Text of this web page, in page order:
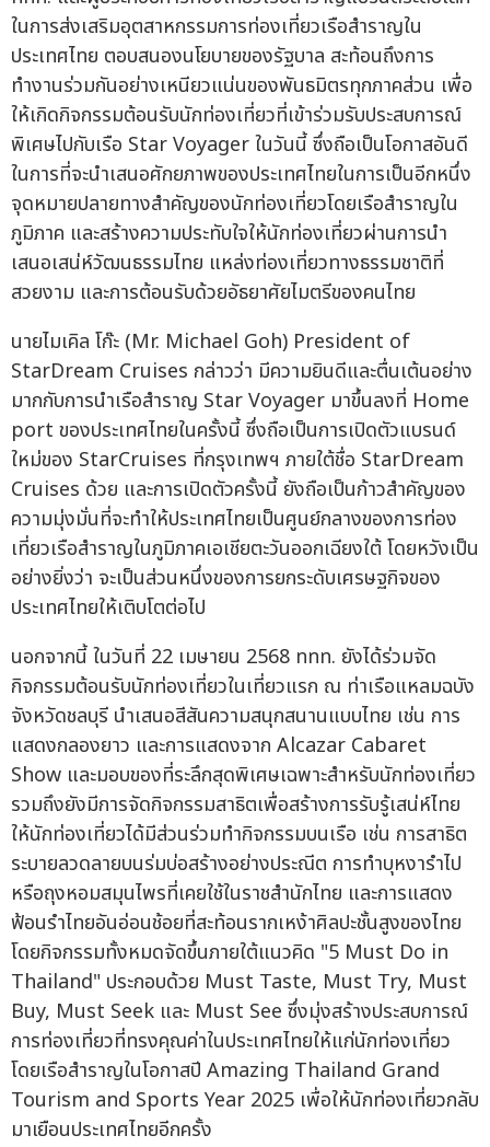
ในการส่งเสริมอุตสาหกรรมการท่องเที่ยวเรือสำราญใน
ประเทศไทย ตอบสนองนโยบายของรัฐบาล สะท้อนถึงการ
ทำงานร่วมกันอย่างเหนียวแน่นของพันธมิตรทุกภาคส่วน เพื่อ
ให้เกิดกิจกรรมต้อนรับนักท่องเที่ยวที่เข้าร่วมรับประสบการณ์
พิเศษไปกับเรือ Star Voyager ในวันนี้ ซึ่งถือเป็นโอกาสอันดี
ในการที่จะนำเสนอศักยภาพของประเทศไทยในการเป็นอีกหนึ่ง
จุดหมายปลายทางสำคัญของนักท่องเที่ยวโดยเรือสำราญใน
ภูมิภาค และสร้างความประทับใจให้นักท่องเที่ยวผ่านการนำ
เสนอเสน่ห์วัฒนธรรมไทย แหล่งท่องเที่ยวทางธรรมชาติที่
สวยงาม และการต้อนรับด้วยอัธยาศัยไมตรีของคนไทย
นายไมเคิล โก๊ะ (Mr. Michael Goh) President of
StarDream Cruises กล่าวว่า มีความยินดีและตื่นเต้นอย่าง
มากกับการนำเรือสำราญ Star Voyager มาขึ้นลงที่ Home
port ของประเทศไทยในครั้งนี้ ซึ่งถือเป็นการเปิดตัวแบรนด์
ใหม่ของ StarCruises ที่กรุงเทพฯ ภายใต้ชื่อ StarDream
Cruises ด้วย และการเปิดตัวครั้งนี้ ยังถือเป็นก้าวสำคัญของ
ความมุ่งมั่นที่จะทำให้ประเทศไทยเป็นศูนย์กลางของการท่อง
เที่ยวเรือสำราญในภูมิภาคเอเชียตะวันออกเฉียงใต้ โดยหวังเป็น
อย่างยิ่งว่า จะเป็นส่วนหนึ่งของการยกระดับเศรษฐกิจของ
ประเทศไทยให้เติบโตต่อไป
นอกจากนี้ ในวันที่ 22 เมษายน 2568 ททท. ยังได้ร่วมจัด
กิจกรรมต้อนรับนักท่องเที่ยวในเที่ยวแรก ณ ท่าเรือแหลมฉบัง
จังหวัดชลบุรี นำเสนอสีสันความสนุกสนานแบบไทย เช่น การ
แสดงกลองยาว และการแสดงจาก Alcazar Cabaret
Show และมอบของที่ระลึกสุดพิเศษเฉพาะสำหรับนักท่องเที่ยว
รวมถึงยังมีการจัดกิจกรรมสาธิตเพื่อสร้างการรับรู้เสน่ห์ไทย
ให้นักท่องเที่ยวได้มีส่วนร่วมทำกิจกรรมบนเรือ เช่น การสาธิต
ระบายลวดลายบนร่มบ่อสร้างอย่างประณีต การทำบุหงารำไป
หรือถุงหอมสมุนไพรที่เคยใช้ในราชสำนักไทย และการแสดง
ฟ้อนรำไทยอันอ่อนช้อยที่สะท้อนรากเหง้าศิลปะชั้นสูงของไทย
โดยกิจกรรมทั้งหมดจัดขึ้นภายใต้แนวคิด "5 Must Do in
Thailand" ประกอบด้วย Must Taste, Must Try, Must
Buy, Must Seek และ Must See ซึ่งมุ่งสร้างประสบการณ์
การท่องเที่ยวที่ทรงคุณค่าในประเทศไทยให้แก่นักท่องเที่ยว
โดยเรือสำราญในโอกาสปี Amazing Thailand Grand
Tourism and Sports Year 2025 เพื่อให้นักท่องเที่ยวกลับ
มาเยือนประเทศไทยอีกครั้ง